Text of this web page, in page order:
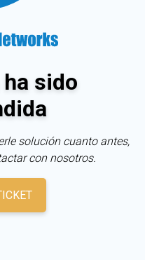
sido
solución cuanto antes,
con nosotros.